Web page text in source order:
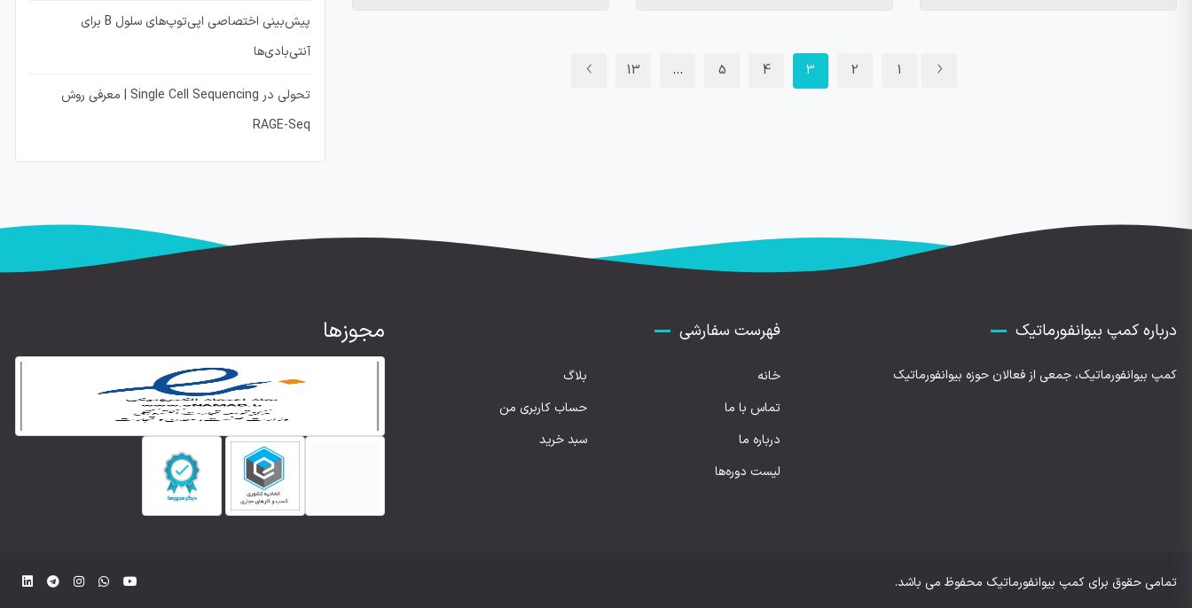
1
2
3
4
5
…
13
پیش‌بینی اختصاصی اپی‌توپ‌های سلول B برای
آنتی‌بادی‌ها
تحولی در Single Cell Sequencing | معرفی روش
RAGE-Seq
درباره کمپ بیوانفورماتیک
کمپ بیوانفورماتیک، جمعی از فعالان حوزه بیوانفورماتیک
فهرست سفارشی
خانه
بلاگ
تماس با ما
حساب کاربری من
درباره ما
سبد خرید
لیست دوره‌ها
مجوزها
تمامی حقوق برای کمپ بیوانفورماتیک محفوظ می باشد.